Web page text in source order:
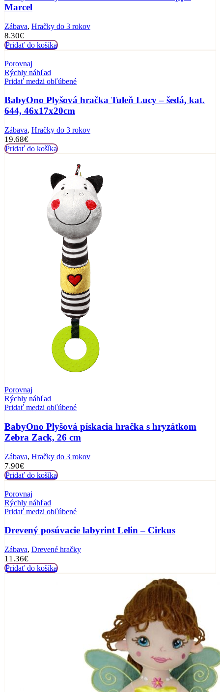
Marcel
Zábava, Hračky do 3 rokov
8.30€
Pridať do košíka
Porovnaj
Rýchly náhľad
Pridať medzi obľúbené
BabyOno Plyšová hračka Tuleň Lucy – šedá, kat.
644, 46x17x20cm
Zábava, Hračky do 3 rokov
19.68€
Pridať do košíka
Porovnaj
Rýchly náhľad
Pridať medzi obľúbené
BabyOno Plyšová pískacia hračka s hryzátkom
Zebra Zack, 26 cm
Zábava, Hračky do 3 rokov
7.90€
Pridať do košíka
Porovnaj
Rýchly náhľad
Pridať medzi obľúbené
Drevený posúvacie labyrint Lelin – Cirkus
Zábava, Drevené hračky
11.36€
Pridať do košíka